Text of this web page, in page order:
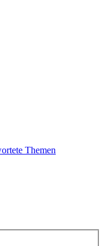
Themen